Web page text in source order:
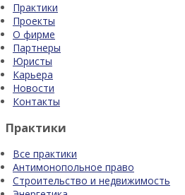
Практики
Проекты
О фирме
Партнеры
Юристы
Карьера
Новости
Контакты
Практики
Все практики
Антимонопольное право
Строительство и недвижимость